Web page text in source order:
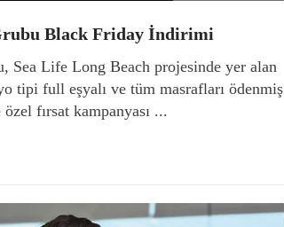
Black Friday İndirimi
Sea Life Long Beach projesinde yer alan
tipi full eşyalı ve tüm masrafları ödenmiş
fırsat kampanyası ...